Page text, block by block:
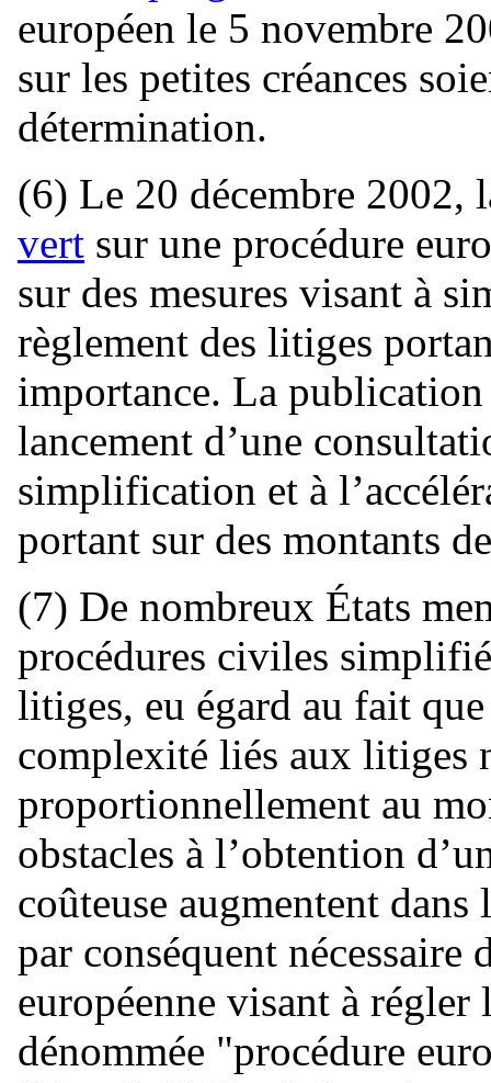
européen le 5 novembre
sur les petites créances
détermination.
(6) Le 20 décembre 2002,
vert sur une procédure
sur des mesures visant à
règlement des litiges
importance. La
lancement d’une
simplification et à
portant sur des montants
(7) De nombreux États
procédures civiles
litiges, eu égard au fait
complexité liés aux litiges
proportionnellement au
obstacles à l’obtention
coûteuse augmentent
par conséquent nécessaire
européenne visant à
dénommée "procédure